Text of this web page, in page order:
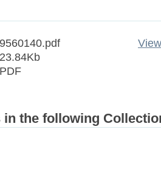
9560140.pdf
23.84Kb
PDF
in the following